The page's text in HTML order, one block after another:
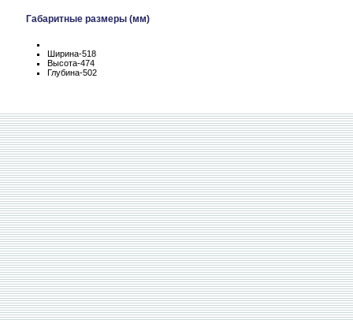
Габаритные размеры (мм)
Ширина-518
Высота-474
Глубина-502